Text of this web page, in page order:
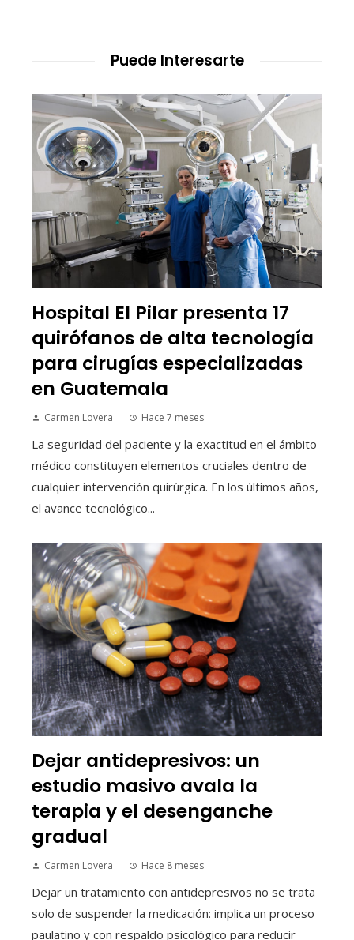
Puede Interesarte
Hospital El Pilar presenta 17
quirófanos de alta tecnología
para cirugías especializadas
en Guatemala
Carmen Lovera Hace 7 meses
La seguridad del paciente y la exactitud en el ámbito
médico constituyen elementos cruciales dentro de
cualquier intervención quirúrgica. En los últimos años,
el avance tecnológico...
Dejar antidepresivos: un
estudio masivo avala la
terapia y el desenganche
gradual
Carmen Lovera Hace 8 meses
Dejar un tratamiento con antidepresivos no se trata
solo de suspender la medicación: implica un proceso
paulatino y con respaldo psicológico para reducir